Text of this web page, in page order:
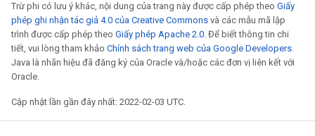
Trừ phi có lưu ý khác, nội dung của trang này được cấp phép theo Giấy
phép ghi nhận tác giả 4.0 của Creative Commons và các mẫu mã lập
trình được cấp phép theo Giấy phép Apache 2.0. Để biết thông tin chi
tiết, vui lòng tham khảo Chính sách trang web của Google Developers.
Java là nhãn hiệu đã đăng ký của Oracle và/hoặc các đơn vị liên kết với
Oracle.
Cập nhật lần gần đây nhất: 2022-02-03 UTC.